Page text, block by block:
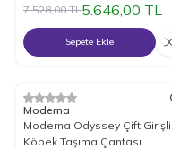
7.528,00TL5.646,00 TL
Sepete Ekle
Moderna
Moderna Odyssey Çift Girişli
Köpek Taşıma Çantası